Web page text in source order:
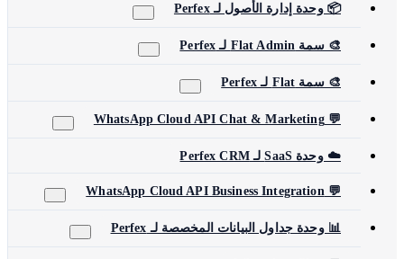
📦 وحدة إدارة الأصول لـ Perfex
🎨 سمة Flat Admin لـ Perfex
🎨 سمة Flat لـ Perfex
💬 WhatsApp Cloud API Chat & Marketing
☁️ وحدة SaaS لـ Perfex CRM
💬 WhatsApp Cloud API Business Integration
📊 وحدة جداول البيانات المخصصة لـ Perfex